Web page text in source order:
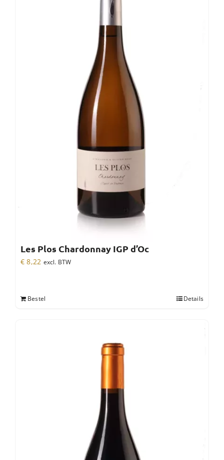
Les Plos Chardonnay IGP d’Oc
€ 8,22 excl. BTW
Bestel Details